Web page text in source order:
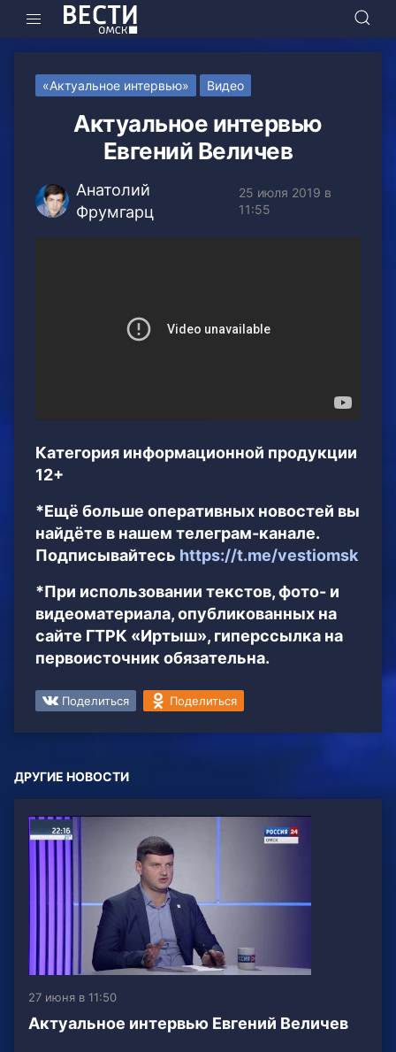
«Актуальное интервью» Видео
Актуальное интервью
Евгений Величев
Анатолий
Фрумгарц
25 июля 2019 в
11:55
Категория информационной продукции
12+
*Ещё больше оперативных новостей вы
найдёте в нашем телеграм-канале.
Подписывайтесь https://t.me/vestiomsk
*При использовании текстов, фото- и
видеоматериала, опубликованных на
сайте ГТРК «Иртыш», гиперссылка на
первоисточник обязательна.
Поделиться Поделиться
ДРУГИЕ НОВОСТИ
27 июня в 11:50
Актуальное интервью Евгений Величев